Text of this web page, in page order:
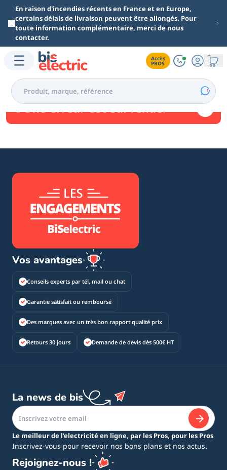
Aller au contenu principal
En raison d'incendies récents en France et en Europe,
certains délais de livraison peuvent être allongés. Pour
toute information complémentaire, merci de nous
contacter.
Accès
PROS
Une erreur est survenue.
Vos avantages
Conseils experts par tél, mail ou chat
Garantie satisfait ou remboursé
Des marques avec un très bon rapport qualité prix
Retours 30 jours Demande de devis dès 500€ HT
La news de bis
Le meilleur de l’electricité en ligne, par les Pros, pour les Pros
Inscrivez-vous pour recevoir nos bons plans et nos actus.
Rejoignez-nous !